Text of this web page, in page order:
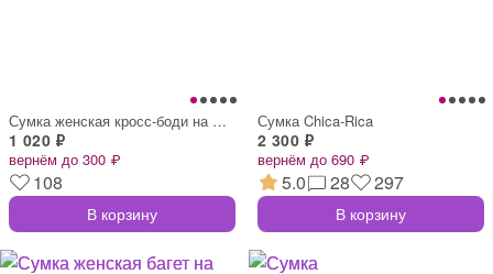
Сумка женская кросс-боди на молнии, 19×7
1 020 ₽
вернём до 300 ₽
108
В корзину
Сумка Chica-Rica
2 300 ₽
вернём до 690 ₽
5.0 28 297
В корзину